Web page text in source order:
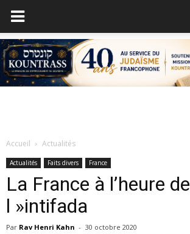
Accueil Actualités
Actualités Faits divers France
La France à l’heure de
l »intifada
Par Rav Henri Kahn - 30 octobre 2020